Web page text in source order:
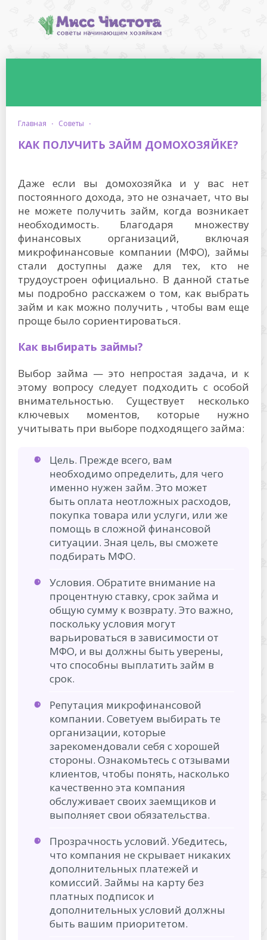
главная · советы ·
КАК ПОЛУЧИТЬ ЗАЙМ ДОМОХОЗЯЙКЕ?
Даже если вы домохозяйка и у вас нет
постоянного дохода, это не означает, что вы
не можете получить займ, когда возникает
необходимость. Благодаря множеству
финансовых организаций, включая
микрофинансовые компании (МФО), займы
стали доступны даже для тех, кто не
трудоустроен официально. В данной статье
мы подробно расскажем о том, как выбрать
займ и как можно получить , чтобы вам еще
проще было сориентироваться.
Как выбирать займы?
Выбор займа — это непростая задача, и к
этому вопросу следует подходить с особой
внимательностью. Существует несколько
ключевых моментов, которые нужно
учитывать при выборе подходящего займа:
Цель. Прежде всего, вам
необходимо определить, для чего
именно нужен займ. Это может
быть оплата неотложных расходов,
покупка товара или услуги, или же
помощь в сложной финансовой
ситуации. Зная цель, вы сможете
подбирать МФО.
Условия. Обратите внимание на
процентную ставку, срок займа и
общую сумму к возврату. Это важно,
поскольку условия могут
варьироваться в зависимости от
МФО, и вы должны быть уверены,
что способны выплатить займ в
срок.
Репутация микрофинансовой
компании. Советуем выбирать те
организации, которые
зарекомендовали себя с хорошей
стороны. Ознакомьтесь с отзывами
клиентов, чтобы понять, насколько
качественно эта компания
обслуживает своих заемщиков и
выполняет свои обязательства.
Прозрачность условий. Убедитесь,
что компания не скрывает никаких
дополнительных платежей и
комиссий. Займы на карту без
платных подписок и
дополнительных условий должны
быть вашим приоритетом.